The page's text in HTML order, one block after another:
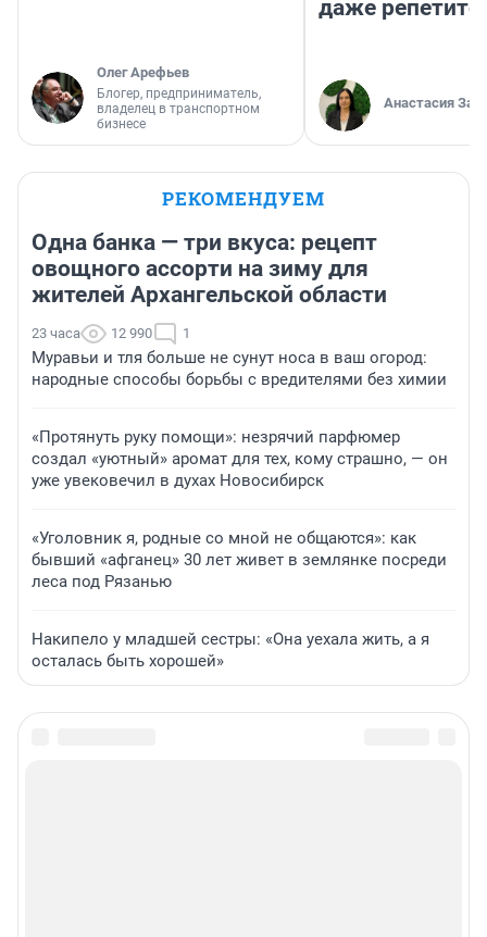
Олег Арефьев
Блогер, предприниматель,
владелец в транспортном
бизнесе
даже
Анастасия
РЕКОМЕНДУЕМ
Одна банка — три вкуса: рецепт
овощного ассорти на зиму для
жителей Архангельской области
23 часа 12 990 1
Муравьи и тля больше не сунут носа в ваш огород:
народные способы борьбы с вредителями без химии
«Протянуть руку помощи»: незрячий парфюмер
создал «уютный» аромат для тех, кому страшно, — он
уже увековечил в духах Новосибирск
«Уголовник я, родные со мной не общаются»: как
бывший «афганец» 30 лет живет в землянке посреди
леса под Рязанью
Накипело у младшей сестры: «Она уехала жить, а я
осталась быть хорошей»